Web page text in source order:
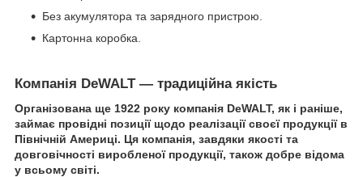
Без акумулятора та зарядного пристрою.
Картонна коробка.
Компанія DeWALT — традиційна якість
Організована ще 1922 року компанія DeWALT, як і раніше,
займає провідні позиції щодо реалізації своєї продукції в
Північній Америці. Ця компанія, завдяки якості та
довговічності виробленої продукції, також добре відома
у всьому світі.